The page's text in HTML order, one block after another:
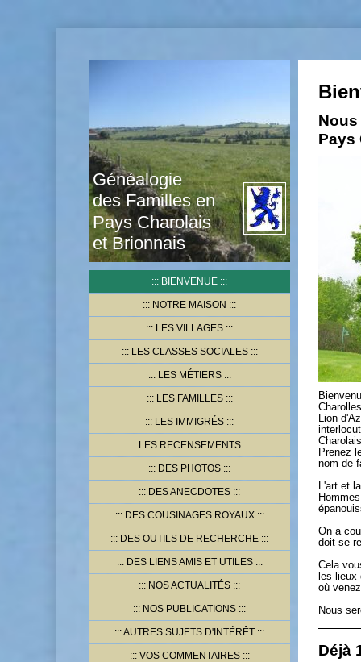
Généalogie
des Familles en
Pays Charolais
et Brionnais
BIENVENUE
NOTRE MAISON
LES VILLAGES
LES CLASSES SOCIALES
LES MÉTIERS
LES FAMILLES
LES IMMIGRÉS
LES RECENSEMENTS
DES PHOTOS
DES ANECDOTES
DES COUSINAGES ROYAUX
DES OUTILS DE RECHERCHE
DES LIENS AMIS ET UTILES
NOS ACTUALITÉS
NOS PUBLICATIONS
AUTRES SUJETS D'INTÉRÊT
VOS COMMENTAIRES
Pays
Lion
Prenez
nom de
L'art et
On a
doit se
Cela
les
où
Nous
Déjà